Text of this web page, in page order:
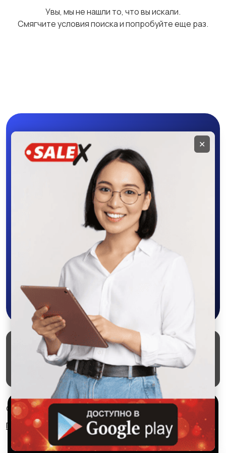
запчасти
Увы, мы не нашли то, что вы искали.
Смягчите условия поиска и попробуйте еще раз.
Мобильное
приложение
Скачайте приложение в Google Play –
крутите колесо фортуны, выигрывайте
бонусы, удобно ищите и размещайте
объявления - все это в нашем мобильном
приложении SALEX!
Скачать в Google Play
Маркеты Блог
О проекте
Служба поддержки
Удаление аккаунта
Партнерка
© 2026 SALEX МАРКЕТ
Правила сервиса
Конфиденциальность
Используем куки и рекомендательные
технологии
Это чтобы сайт работал лучше. Оставаясь с нами, вы
соглашаетесь на использование файлов куки.
✕